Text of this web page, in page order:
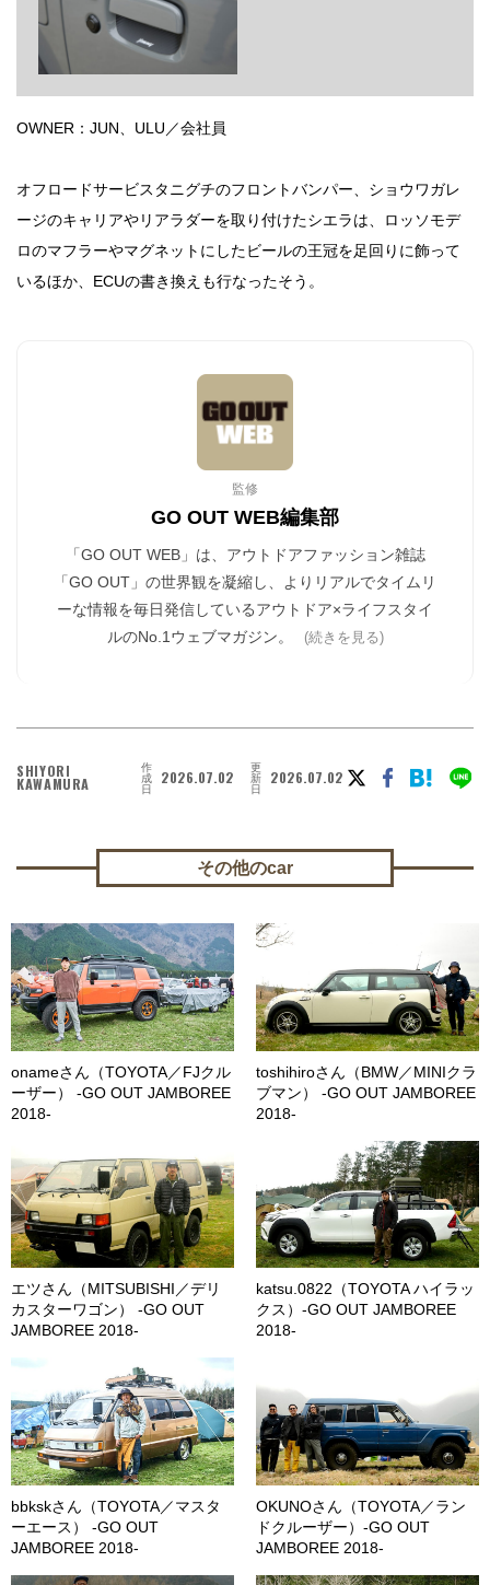
OWNER：JUN、ULU／会社員
オフロードサービスタニグチのフロントバンパー、ショウワガレ
ージのキャリアやリアラダーを取り付けたシエラは、ロッソモデ
ロのマフラーやマグネットにしたビールの王冠を足回りに飾って
いるほか、ECUの書き換えも行なったそう。
監修
GO OUT WEB編集部
「GO OUT WEB」は、アウトドアファッション雑誌
「GO OUT」の世界観を凝縮し、よりリアルでタイムリ
ーな情報を毎日発信しているアウトドア×ライフスタイ
ルのNo.1ウェブマガジン。
(続きを見る)
SHIYORI
KAWAMURA
作
成
日
2026.07.02 更
新
日
2026.07.02
その他のcar
onameさん（TOYOTA／FJクル
ーザー） -GO OUT JAMBOREE
2018-
toshihiroさん（BMW／MINIクラ
ブマン） -GO OUT JAMBOREE
2018-
エツさん（MITSUBISHI／デリ
カスターワゴン） -GO OUT
JAMBOREE 2018-
katsu.0822（TOYOTA ハイラッ
クス）-GO OUT JAMBOREE
2018-
bbkskさん（TOYOTA／マスタ
ーエース） -GO OUT
JAMBOREE 2018-
OKUNOさん（TOYOTA／ラン
ドクルーザー）-GO OUT
JAMBOREE 2018-